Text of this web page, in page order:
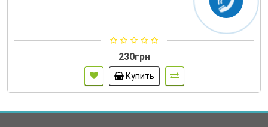
230грн
Купить